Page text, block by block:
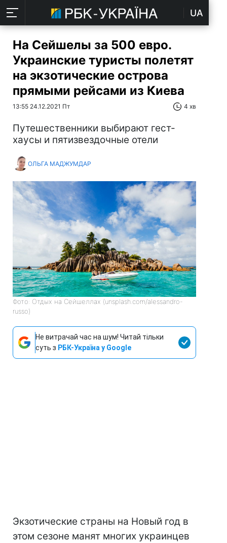
UA
На Сейшелы за 500 евро.
Украинские туристы полетят
на экзотические острова
прямыми рейсами из Киева
13:55 24.12.2021 Пт 4 хв
Путешественники выбирают гест-
хаусы и пятизвездочные отели
ОЛЬГА МАДЖУМДАР
Фото: Отдых на Сейшеллах (unsplash.com/alessandro-
russo)
Не витрачай час на шум! Читай тільки
суть з РБК-Україна у Google
Экзотические страны на Новый год в
этом сезоне манят многих украинцев